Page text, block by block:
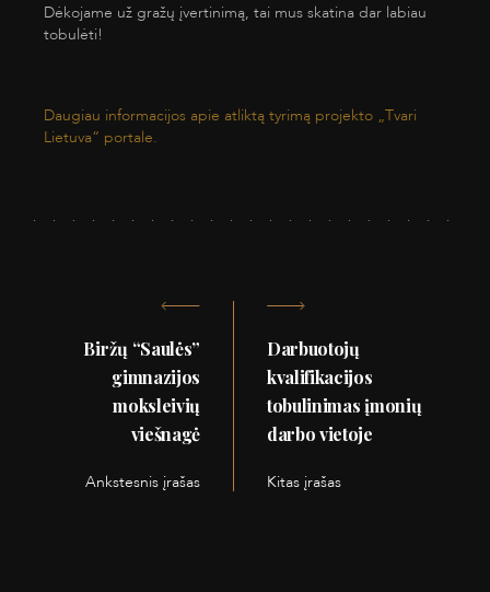
Dėkojame už gražų įvertinimą, tai mus skatina dar labiau
tobulėti!
Daugiau informacijos apie atliktą tyrimą projekto „Tvari
Lietuva“ portale.
Navigacija
tarp
įrašų
Biržų “Saulės”
gimnazijos
moksleivių
viešnagė
Ankstesnis įrašas
Darbuotojų
kvalifikacijos
tobulinimas įmonių
darbo vietoje
Kitas įrašas